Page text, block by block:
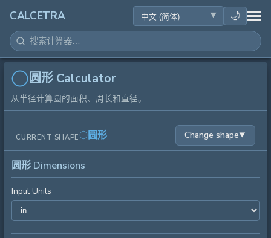
CALCETRA 🌙
数学
转换
科学
日常
其他工具
圆形 Calculator
从半径计算圆的面积、周长和直径。
CURRENT SHAPE 圆形 Change shape▼
圆形 Dimensions
Input Units